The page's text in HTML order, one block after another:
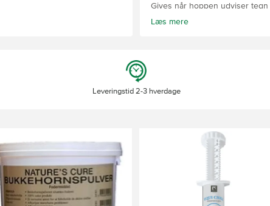
Gives når hoppen udviser
under årstidsskifte.
Startdosis 75-100
Læs mere
Leveringstid 2-3 hverdage